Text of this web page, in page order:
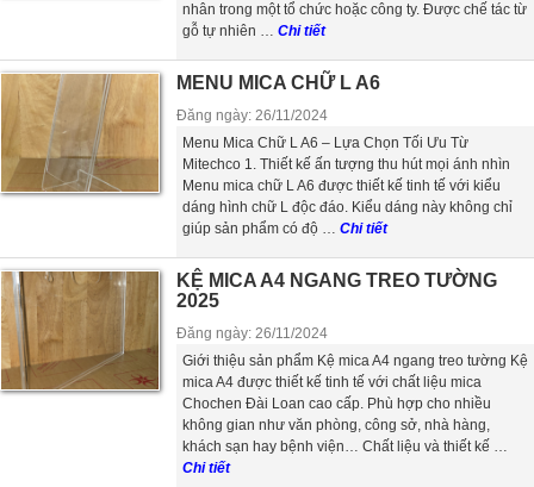
nhân trong một tổ chức hoặc công ty. Được chế tác từ
gỗ tự nhiên … Chi tiết
MENU MICA CHỮ L A6
Đăng ngày: 26/11/2024
Menu Mica Chữ L A6 – Lựa Chọn Tối Ưu Từ
Mitechco 1. Thiết kế ấn tượng thu hút mọi ánh nhìn
Menu mica chữ L A6 được thiết kế tinh tế với kiểu
dáng hình chữ L độc đáo. Kiểu dáng này không chỉ
giúp sản phẩm có độ … Chi tiết
KỆ MICA A4 NGANG TREO TƯỜNG
2025
Đăng ngày: 26/11/2024
Giới thiệu sản phẩm Kệ mica A4 ngang treo tường Kệ
mica A4 được thiết kế tinh tế với chất liệu mica
Chochen Đài Loan cao cấp. Phù hợp cho nhiều
không gian như văn phòng, công sở, nhà hàng,
khách sạn hay bệnh viện… Chất liệu và thiết kế …
Chi tiết